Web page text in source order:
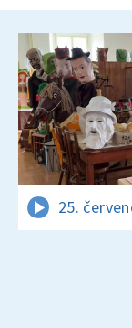
25.